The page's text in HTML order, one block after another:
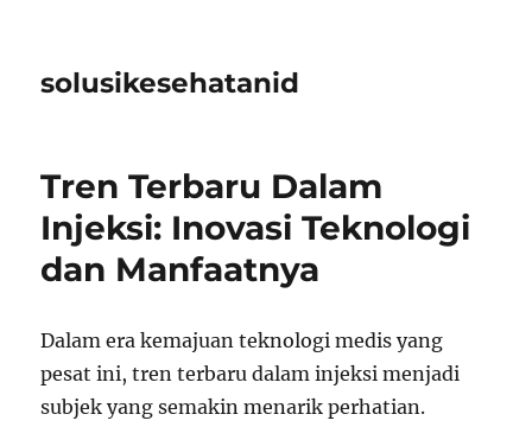
solusikesehatanid
Tren Terbaru Dalam
Injeksi: Inovasi Teknologi
dan Manfaatnya
Dalam era kemajuan teknologi medis yang
pesat ini, tren terbaru dalam injeksi menjadi
subjek yang semakin menarik perhatian.